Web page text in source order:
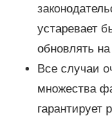
устаревает
обновлять
Все случаи
множества